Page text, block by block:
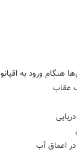
هنگام ورود به
عقاب
اعماق آب